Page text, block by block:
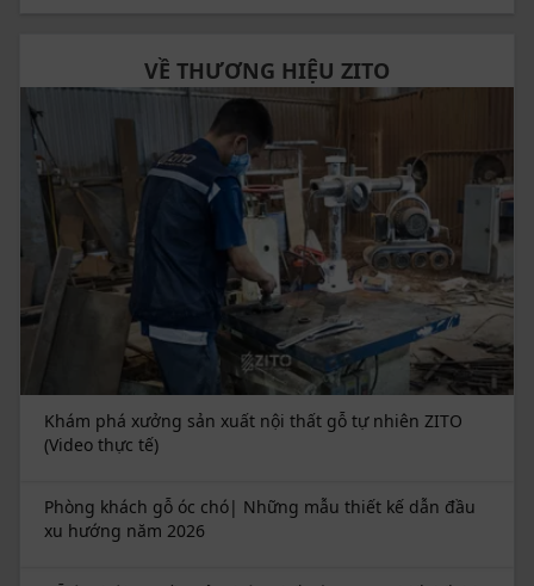
VỀ THƯƠNG HIỆU ZITO
Khám phá xưởng sản xuất nội thất gỗ tự nhiên ZITO
(Video thực tế)
Phòng khách gỗ óc chó| Những mẫu thiết kế dẫn đầu
xu hướng năm 2026